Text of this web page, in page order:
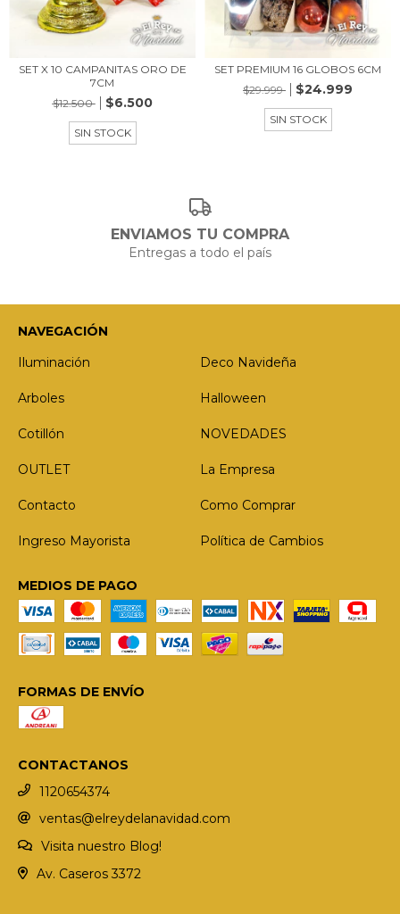
SET X 10 CAMPANITAS ORO DE
7CM
$12.500
$6.500
SIN STOCK
SET PREMIUM 16 GLOBOS 6CM
$29.999
$24.999
SIN STOCK
ENVIAMOS TU COMPRA
Entregas a todo el país
NAVEGACIÓN
Iluminación
Deco Navideña
Arboles Halloween
Cotillón NOVEDADES
OUTLET La Empresa
Contacto Como Comprar
Ingreso Mayorista Política de Cambios
MEDIOS DE PAGO
FORMAS DE ENVÍO
CONTACTANOS
1120654374
ventas@elreydelanavidad.com
Visita nuestro Blog!
Av. Caseros 3372